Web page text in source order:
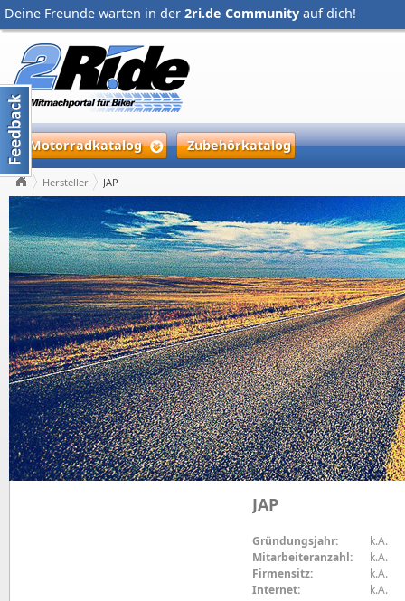
Deine Freunde warten in der 2ri.de Community auf dich!
Motorradkatalog Zubehörkatalog
Hersteller JAP
JAP
Gründungsjahr:
k.A.
Mitarbeiteranzahl:
k.A.
Firmensitz:
k.A.
Internet:
k.A.